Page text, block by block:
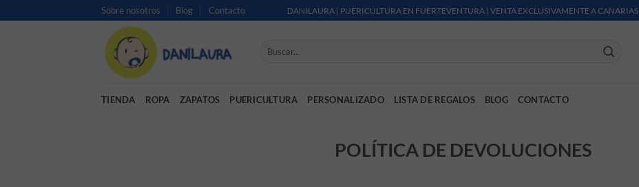
Sobre nosotros Blog Contacto DANILAURA | PUERICULTURA EN FUERTEVENTURA | VENTA EXCLUSIVAMENTE A CANARIAS
Buscar por:
TIENDA ROPA ZAPATOS PUERICULTURA PERSONALIZADO LISTA DE REGALOS BLOG CONTACTO
POLÍTICA DE DEVOLUCIONES